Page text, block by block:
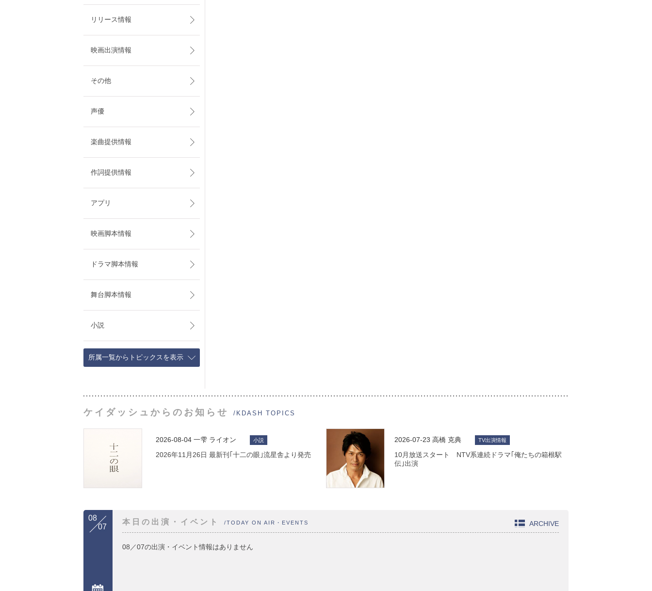
リリース情報
映画出演情報
その他
声優
楽曲提供情報
作詞提供情報
アプリ
映画脚本情報
ドラマ脚本情報
舞台脚本情報
小説
所属一覧からトピックスを表示
ケイダッシュからのお知らせ /KDASH TOPICS
2026-08-04 一雫 ライオン 小説
2026年11月26日 最新刊｢十二の眼｣流星舎より発売
2026-07-23 高橋 克典 TV出演情報
10月放送スタート NTV系連続ドラマ｢俺たちの箱根駅
伝｣出演
08
07
本日の出演・イベント /TODAY ON AIR・EVENTS
08／07の出演・イベント情報はありません
ARCHIVE